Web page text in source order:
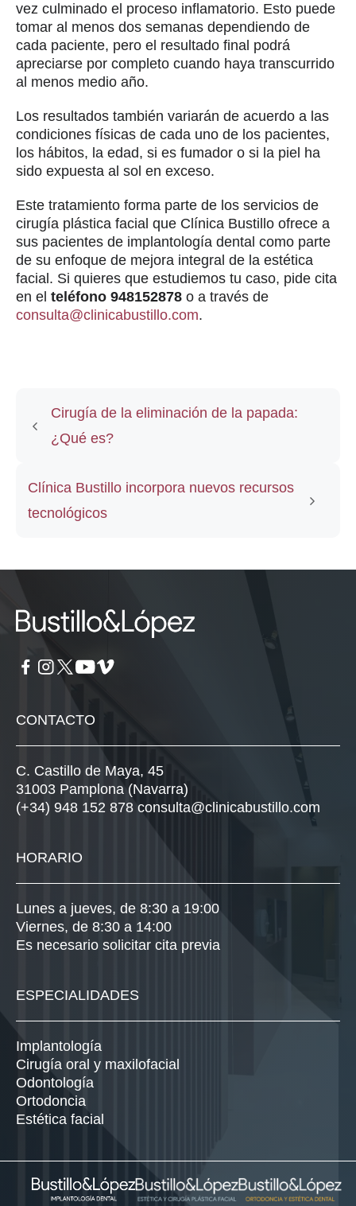
vez culminado el proceso inflamatorio. Esto puede
tomar al menos dos semanas dependiendo de
cada paciente, pero el resultado final podrá
apreciarse por completo cuando haya transcurrido
al menos medio año.
Los resultados también variarán de acuerdo a las
condiciones físicas de cada uno de los pacientes,
los hábitos, la edad, si es fumador o si la piel ha
sido expuesta al sol en exceso.
Este tratamiento forma parte de los servicios de
cirugía plástica facial que Clínica Bustillo ofrece a
sus pacientes de implantología dental como parte
de su enfoque de mejora integral de la estética
facial. Si quieres que estudiemos tu caso, pide cita
en el teléfono 948152878 o a través de
consulta@clinicabustillo.com.
Cirugía de la eliminación de la papada:
¿Qué es?
Clínica Bustillo incorpora nuevos recursos
tecnológicos
CONTACTO
C. Castillo de Maya, 45
31003 Pamplona (Navarra)
(+34) 948 152 878 consulta@clinicabustillo.com
HORARIO
Lunes a jueves, de 8:30 a 19:00
Viernes, de 8:30 a 14:00
Es necesario solicitar cita previa
ESPECIALIDADES
Implantología
Cirugía oral y maxilofacial
Odontología
Ortodoncia
Estética facial